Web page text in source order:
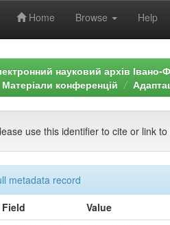
Home Browse Help
науковий архів Івано-
Матеріали конференцій
use this identifier to cite or link to
metadata record
Field
Value